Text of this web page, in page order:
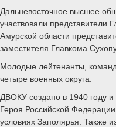
Дальневосточное высшее
участвовали представители
Амурской области
заместителя Главкома
Молодые лейтенанты,
четыре военных округа.
ДВОКУ создано в 1940 году
Героя Российской
условиях Заполярья. Также